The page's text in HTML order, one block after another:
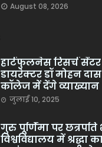
August 08, 2026
हार्टफुलनेस रिसर्च
डायरेक्टर डॉ मोहन
कॉलेज में देंगे व्याख्यान
जुलाई 10, 2025
गुरु पूर्णिमा पर छत्रपति
विश्वविद्यालय में श्रद्धा